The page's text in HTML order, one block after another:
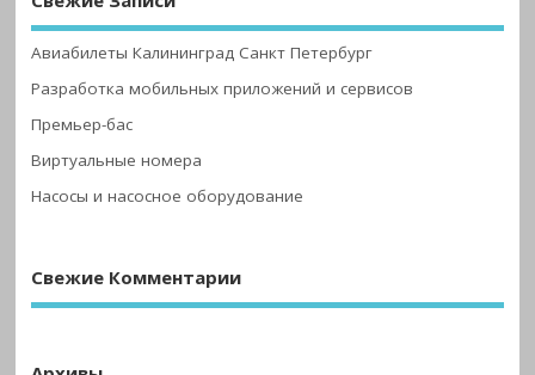
Авиабилеты Калининград Санкт Петербург
Разработка мобильных приложений и сервисов
Премьер-бас
Виртуальные номера
Насосы и насосное оборудование
Свежие Комментарии